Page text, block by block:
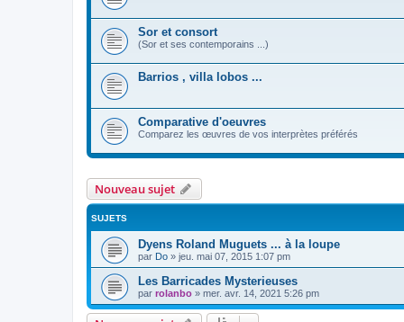
Sor et consort
(Sor et ses contemporains ...)
Barrios , villa lobos ...
Comparative d'oeuvres
Comparez les œuvres de vos interprètes préférés
Nouveau sujet
SUJETS
Dyens Roland Muguets ... à la loupe
par Do » jeu. mai 07, 2015 1:07 pm
Les Barricades Mysterieuses
par rolanbo » mer. avr. 14, 2021 5:26 pm